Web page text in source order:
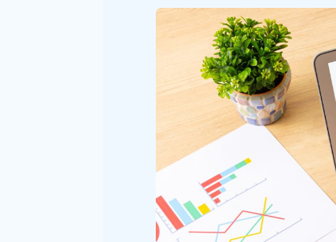
ァイル共有もスムーズで、
チャット機能といえば、個
ャットとLINEとの違いは、
者を立てて利用者を管理で
ることなどが挙げられます。
ビジネスチャッ